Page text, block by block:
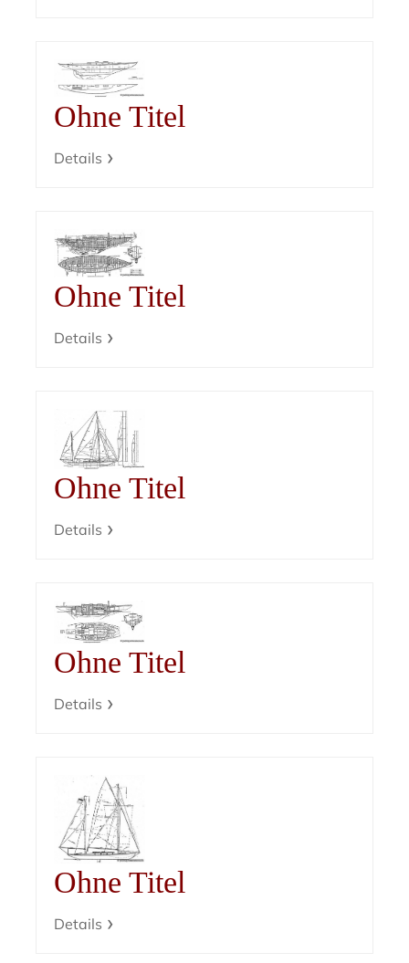
Ohne Titel
Details
Ohne Titel
Details
Ohne Titel
Details
Ohne Titel
Details
Ohne Titel
Details